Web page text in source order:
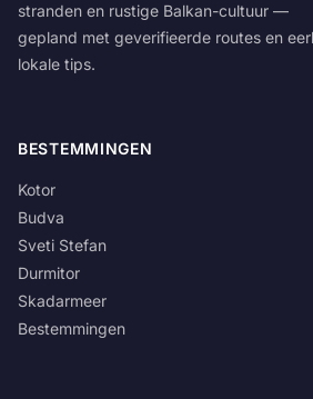
stranden en rustige Balkan-cultuur —
gepland met geverifieerde routes en
lokale tips.
BESTEMMINGEN
Kotor
Budva
Sveti Stefan
Durmitor
Skadarmeer
Bestemmingen